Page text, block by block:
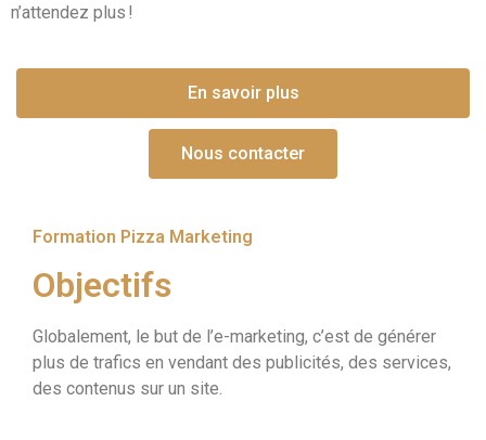
n’attendez plus !
En savoir plus
Nous contacter
Formation Pizza Marketing
Objectifs
Globalement, le but de l’e-marketing, c’est de générer
plus de trafics en vendant des publicités, des services,
des contenus sur un site.